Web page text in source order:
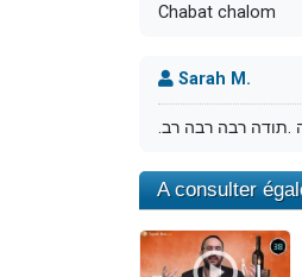
Chabat chalom
Sarah M.
.תודה רבה רבה רב
A consulter